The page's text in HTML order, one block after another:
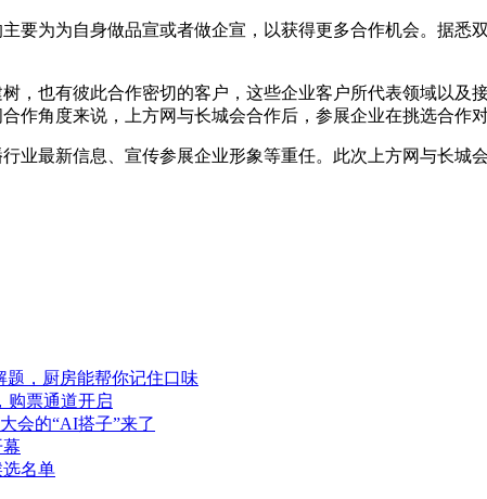
要为为自身做品宣或者做企宣，以获得更多合作机会。据
，也有彼此合作密切的客户，这些企业客户所代表领域以
作角度来说，上方网与长城会合作后，参展企业在挑选合作
业最新信息、宣传参展企业形象等重任。此次上方网与长
题，厨房能帮你记住口味
购票通道开启
会的“AI搭子”来了
名单